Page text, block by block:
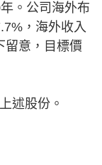
。公司海外布
，海外收入
留意，目標價
述股份​​。